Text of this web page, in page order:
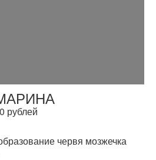
рублей
червя мозжечка